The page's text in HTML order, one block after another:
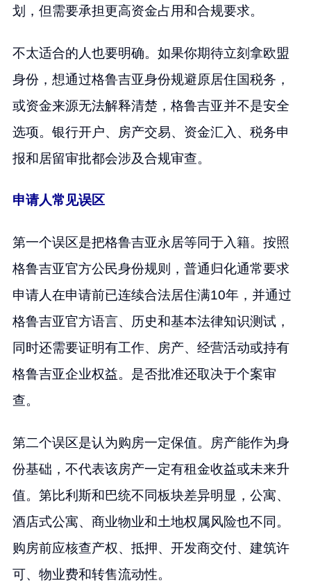
划，但需要承担更高资金占用和合规要求。
不太适合的人也要明确。如果你期待立刻拿欧盟
身份，想通过格鲁吉亚身份规避原居住国税务，
或资金来源无法解释清楚，格鲁吉亚并不是安全
选项。银行开户、房产交易、资金汇入、税务申
报和居留审批都会涉及合规审查。
申请人常见误区
第一个误区是把格鲁吉亚永居等同于入籍。按照
格鲁吉亚官方公民身份规则，普通归化通常要求
申请人在申请前已连续合法居住满10年，并通过
格鲁吉亚官方语言、历史和基本法律知识测试，
同时还需要证明有工作、房产、经营活动或持有
格鲁吉亚企业权益。是否批准还取决于个案审
查。
第二个误区是认为购房一定保值。房产能作为身
份基础，不代表该房产一定有租金收益或未来升
值。第比利斯和巴统不同板块差异明显，公寓、
酒店式公寓、商业物业和土地权属风险也不同。
购房前应核查产权、抵押、开发商交付、建筑许
可、物业费和转售流动性。